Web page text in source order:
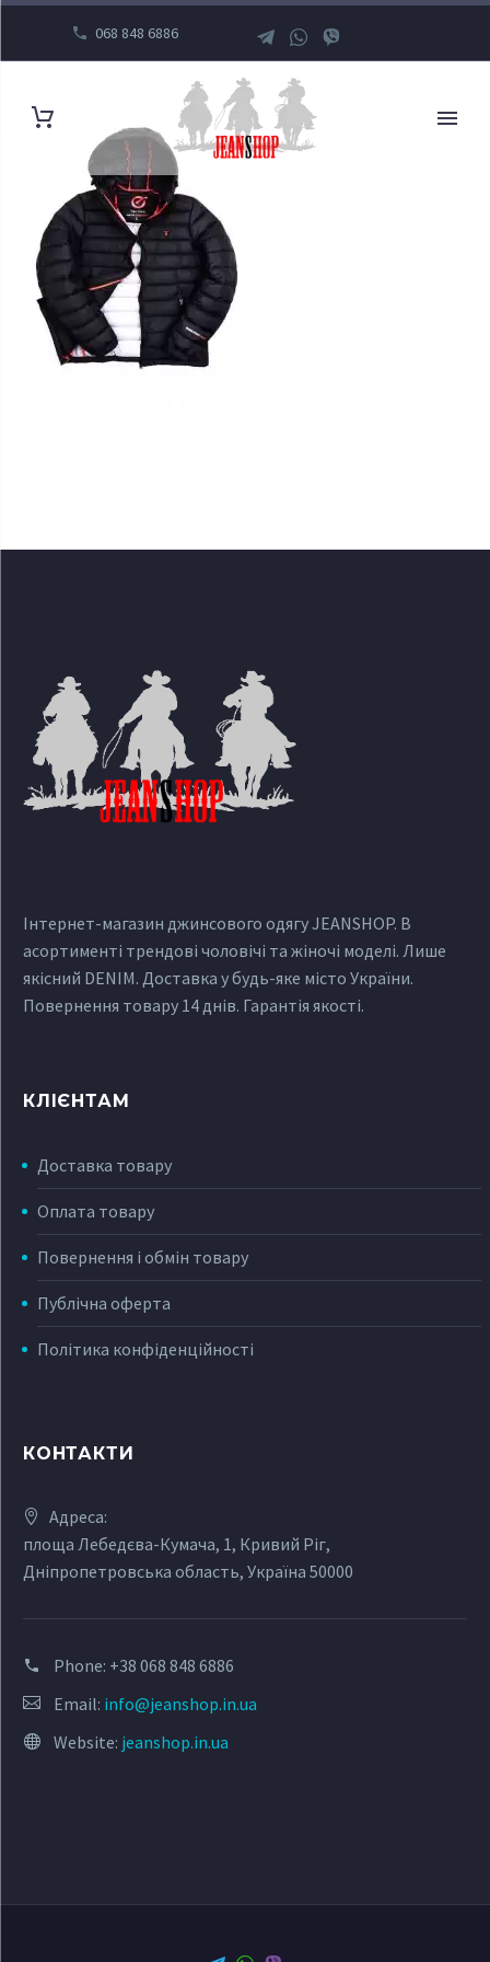
068 848 6886
Інтернет-магазин джинсового одягу JEANSHOP. В
асортименті трендові чоловічі та жіночі моделі. Лише
якісний DENIM. Доставка у будь-яке місто України.
Повернення товару 14 днів. Гарантія якості.
КЛІЄНТАМ
Доставка товару
Оплата товару
Повернення і обмін товару
Публічна оферта
Політика конфіденційності
КОНТАКТИ
Адреса:
площа Лебедєва-Кумача, 1, Кривий Ріг,
Дніпропетровська область, Україна 50000
Phone: +38 068 848 6886
Email: info@jeanshop.in.ua
Website: jeanshop.in.ua